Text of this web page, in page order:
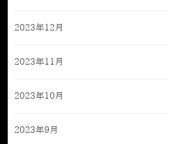
2023年12月
2023年11月
2023年10月
2023年9月